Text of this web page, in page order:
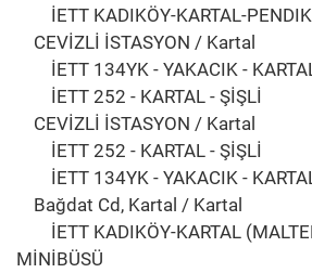
İETT KADIKÖY-KARTAL-
CEVİZLİ İSTASYON / Kartal
İETT 134YK - YAKACIK -
İETT 252 - KARTAL - ŞİŞLİ
CEVİZLİ İSTASYON / Kartal
İETT 252 - KARTAL - ŞİŞLİ
İETT 134YK - YAKACIK -
Bağdat Cd, Kartal / Kartal
İETT KADIKÖY-KARTAL
MİNİBÜSÜ